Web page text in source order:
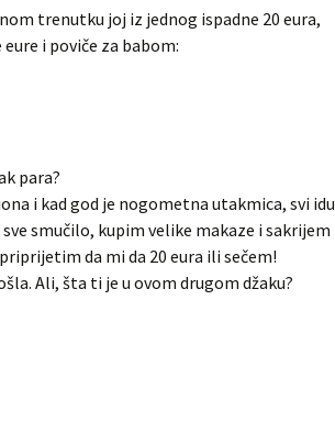
trenutku joj iz jednog ispadne 20 eura,
i poviče za babom:
para?
i kad god je nogometna utakmica, svi idu
smučilo, kupim velike makaze i sakrijem
da mi da 20 eura ili sečem!
Ali, šta ti je u ovom drugom džaku?